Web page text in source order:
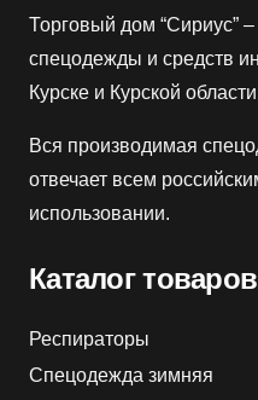
Торговый дом “Сириус”
спецодежды и средств
Курске и Курской
Вся производимая
отвечает всем
использовании.
Каталог товаров
Респираторы
Спецодежда зимняя